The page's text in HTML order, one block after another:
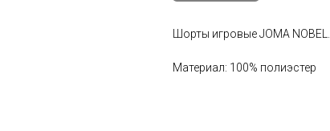
Шорты игровые JOMA NOBEL.
Материал: 100% полиэстер